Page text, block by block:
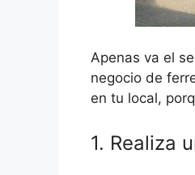
Apenas va el
negocio de
en tu local,
1. Realiza